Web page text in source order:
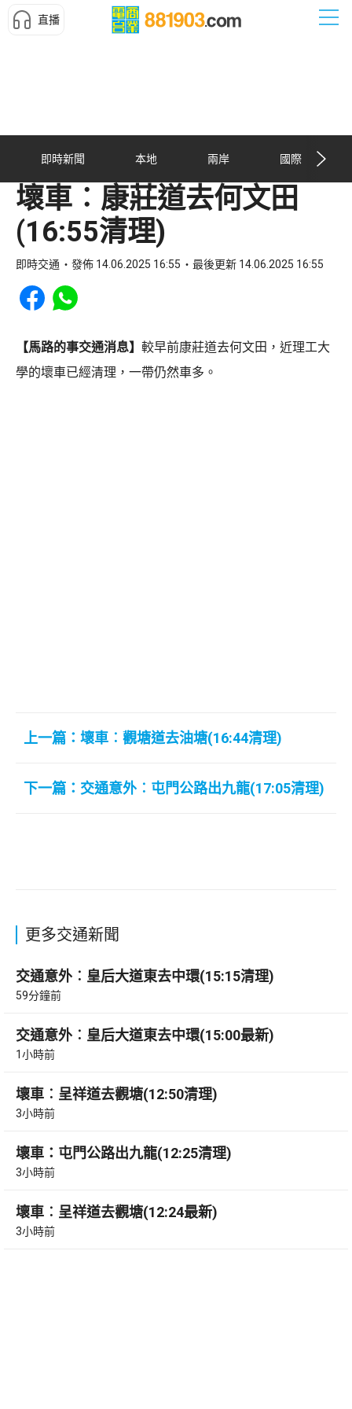
直播
即時新聞 本地 兩岸 國際
壞車︰康莊道去何文田
(16:55清理)
即時交通 發佈 14.06.2025 16:55 最後更新 14.06.2025 16:55
Share to Facebook
Share to WhatsApp
【馬路的事交通消息】 較早前康莊道去何文田，近理工大
學的壞車已經清理，一帶仍然車多。
上一篇：壞車︰觀塘道去油塘(16:44清理)
下一篇：交通意外︰屯門公路出九龍(17:05清理)
更多交通新聞
交通意外︰皇后大道東去中環(15:15清理)
59分鐘前
交通意外︰皇后大道東去中環(15:00最新)
1小時前
壞車︰呈祥道去觀塘(12:50清理)
3小時前
壞車：屯門公路出九龍(12:25清理)
3小時前
壞車︰呈祥道去觀塘(12:24最新)
3小時前